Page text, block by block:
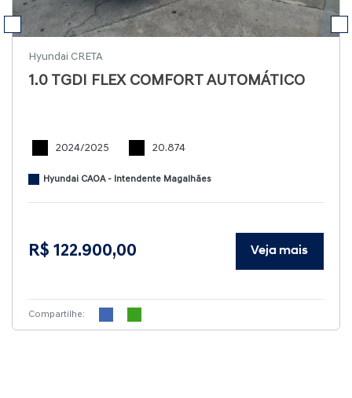
Hyundai CRETA
1.0 TGDI FLEX COMFORT AUTOMÁTICO
2024/2025 20.874
Hyundai CAOA - Intendente Magalhães
R$ 122.900,00 Veja mais
Compartilhe: